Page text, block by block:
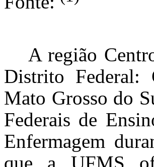
A região
Distrito Federal:
Mato Grosso do
Federais de
Enfermagem
que a UFMS